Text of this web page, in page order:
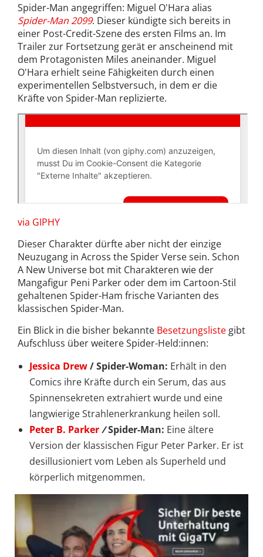
Spider-Man angegriffen: Miguel O'Hara alias
Spider-Man 2099. Dieser kündigte sich bereits in
einer Post-Credit-Szene des ersten Films an. Im
Trailer zur Fortsetzung gerät er anscheinend mit
dem Protagonisten Miles aneinander. Miguel
O'Hara erhielt seine Fähigkeiten durch einen
experimentellen Selbstversuch, in dem er die
Kräfte von Spider-Man replizierte.
via GIPHY
Dieser Charakter dürfte aber nicht der einzige
Neuzugang in Across the Spider Verse sein. Schon
A New Universe bot mit Charakteren wie der
Mangafigur Peni Parker oder dem im Cartoon-Stil
gehaltenen Spider-Ham frische Varianten des
klassischen Spider-Man.
Ein Blick in die bisher bekannte Besetzungsliste gibt
Aufschluss über weitere Spider-Held:innen:
Jessica Drew/ Spider-Woman: Erhält in den
Comics ihre Kräfte durch ein Serum, das aus
Spinnensekreten extrahiert wurde und eine
langwierige Strahlenerkrankung heilen soll.
Peter B. Parker/Spider-Man: Eine ältere
Version der klassischen Figur Peter Parker. Er ist
desillusioniert vom Leben als Superheld und
körperlich mitgenommen.